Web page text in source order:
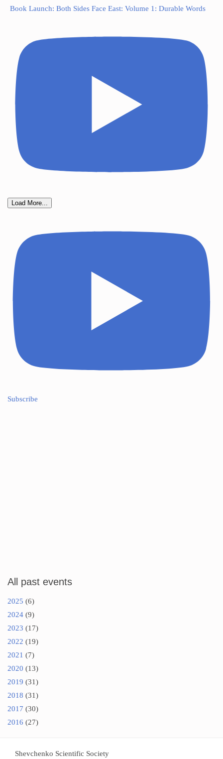
Book Launch: Both Sides Face East: Volume 1: Durable Words
Load More...
Subscribe
All past events
2025 (6)
2024 (9)
2023 (17)
2022 (19)
2021 (7)
2020 (13)
2019 (31)
2018 (31)
2017 (30)
2016 (27)
Shevchenko Scientific Society